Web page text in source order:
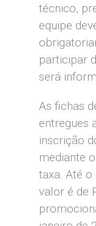
técnico,
equipe
participar
será
As fichas
entregues
inscrição
mediante
taxa. Até
valor é de